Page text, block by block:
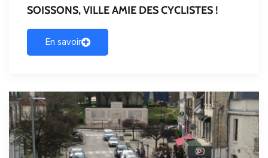
SOISSONS, VILLE AMIE DES CYCLISTES !
En savoir